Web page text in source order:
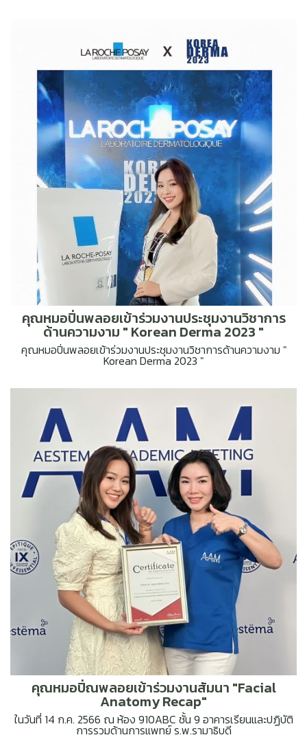
คุณหมอปิ่นพลอยเข้าร่วมงานประชุมงานวิชาการ
ด้านความงาม " Korean Derma 2023 "
คุณหมอปิ่นพลอยเข้าร่วมงานประชุมงานวิชาการด้านความงาม "
Korean Derma 2023 "
คุณหมอปิ่ณพลอยเข้าร่วมงานสัมนา "Facial
Anatomy Recap"
ในวันที่ 14 ก.ค. 2566 ณ ห้อง 910ABC ชั้น 9 อาคารเรียนและปฏิบัติ
การรวมด้านการแพทย์ ร.พ.รามาธิบดี